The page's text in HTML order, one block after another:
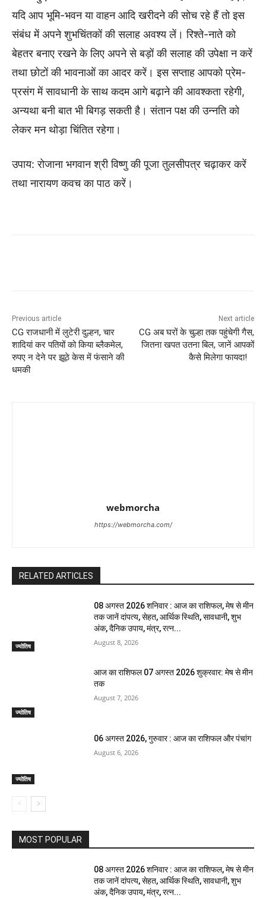
यदि आप भूमि-भवन या वाहन आदि खरीदने की सोच रहे हैं तो इस
संबंध में अपने शुभचिंतकों की सलाह अवश्य लें। रिश्ते-नाते को
बेहतर बनाए रखने के लिए अपने से बड़ों की सलाह की उपेक्षा न करें
तथा छोटों की भावनाओं का आदर करें। इस सप्ताह आपको प्रेम-
प्रसंग में सावधानी के साथ कदम आगे बढ़ाने की आवश्कता रहेगी,
अन्यथा बनी बात भी बिगड़ सकती है। संतान पक्ष की उन्नति को
लेकर मन थोड़ा चिंतित रहेगा।
उपाय: रोजाना भगवान श्री विष्णु की पूजा तुलसीपत्र चढ़ाकर करें
तथा नारायण कवच का पाठ करें।
Previous article
CG राजधानी में लुटेरी दुल्हन, चार
शादियां कर पतियों को किया ब्लैकमेल,
रुपए न देने पर झूठे केस में फंसाने की
धमकी
Next article
CG अब घरों के चुल्हा तक पहुंचेगी गैस,
जितना खपत उतना बिल, जानें आपकों
कैसे मिलेगा फायदा!
webmorcha
https://webmorcha.com/
RELATED ARTICLES
ज्योतिष
08 अगस्त 2026 शनिवार : आज का राशिफल, मेष से मीन
तक जानें दांपत्य, सेहत, आर्थिक स्थिति, सावधानी, शुभ
अंक, दैनिक उपाय, मंत्र, रत्न...
August 8, 2026
ज्योतिष
आज का राशिफल 07 अगस्त 2026 शुक्रवार: मेष से मीन
तक
August 7, 2026
ज्योतिष
06 अगस्त 2026, गुरुवार : आज का राशिफल और पंचांग
August 6, 2026
MOST POPULAR
08 अगस्त 2026 शनिवार : आज का राशिफल, मेष से मीन
तक जानें दांपत्य, सेहत, आर्थिक स्थिति, सावधानी, शुभ
अंक, दैनिक उपाय, मंत्र, रत्न...